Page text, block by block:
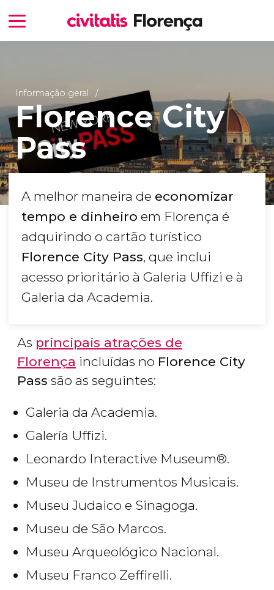
Informação geral
Florence City
Pass
A melhor maneira de economizar
tempo e dinheiro em Florença é
adquirindo o cartão turístico
Florence City Pass, que inclui
acesso prioritário à Galeria Uffizi e à
Galeria da Academia.
As principais atrações de
Florença incluídas no Florence City
Pass são as seguintes:
Galeria da Academia.
Galería Uffizi.
Leonardo Interactive Museum®.
Museu de Instrumentos Musicais.
Museu Judaico e Sinagoga.
Museu de São Marcos.
Museu Arqueológico Nacional.
Museu Franco Zeffirelli.